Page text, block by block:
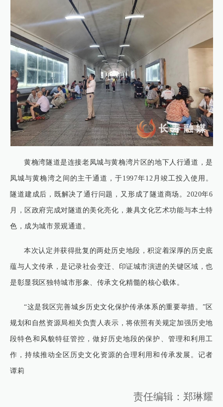
黄桷湾隧道是连接老凤城与黄桷湾片区的地下人行通道，是
凤城与黄桷湾之间的主干通道，于1997年12月竣工投入使用。
隧道建成后，既解决了通行问题，又形成了隧道商场。2020年6
月，区政府完成对隧道的美化亮化，兼具文化艺术功能与本土特
色，成为城市景观通道。
本次认定并获得批复的两处历史地段，积淀着深厚的历史底
蕴与人文传承，是记录社会变迁、印证城市演进的关键区域，也
是彰显我区独特城市形象、传承文化精髓的核心载体。
“这是我区完善城乡历史文化保护传承体系的重要举措。”区
规划和自然资源局相关负责人表示，将依照有关规定加强历史地
段特色和风貌特征管控，做好历史地段的保护、管理和利用工
作，持续推动全区历史文化资源的合理利用和传承发展。记者
谭莉
责任编辑：郑琳耀